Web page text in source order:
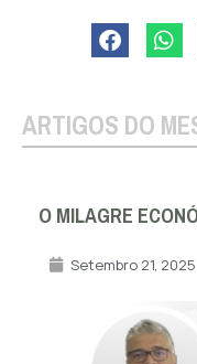
ARTIGOS DO
O MILAGRE
Setembro 21, 2025